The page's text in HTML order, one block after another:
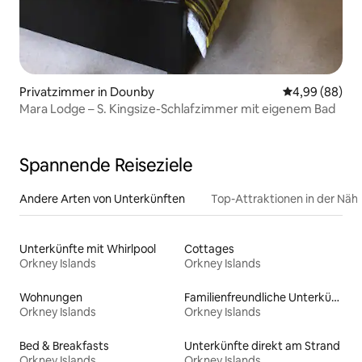
Privatzimmer in Dounby
4,99 (88)
Mara Lodge – S. Kingsize-Schlafzimmer mit eigenem Bad
Spannende Reiseziele
Andere Arten von Unterkünften Top-Attraktionen in der
Unterkünfte mit Whirlpool
Orkney Islands
Cottages
Orkney Islands
Wohnungen
Orkney Islands
Familienfreundliche Unterkünfte
Orkney Islands
Bed & Breakfasts
Unterkünfte direkt am Strand